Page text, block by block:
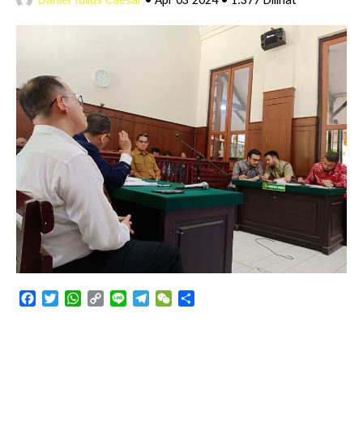
Hakim Sebut Saksi Beruntung Tak Terseret Perkara
Angkutan Bawang Bombay Tak Sesuai Dokumen
FacebookTwitterWhatsApp
Copy
Line TelegramWeChat